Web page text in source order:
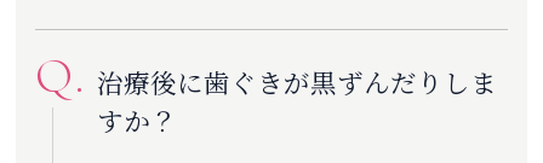
Q. 治療後に歯ぐきが黒ずんだりしま
すか？